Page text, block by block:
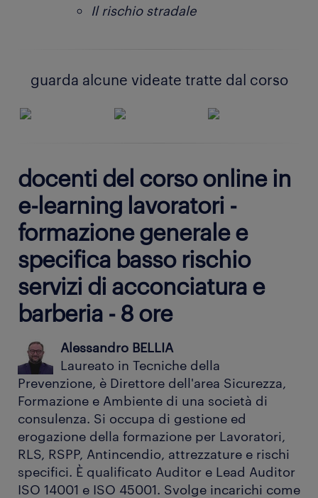
Il rischio stradale
guarda alcune videate tratte dal corso
docenti del corso online in
e-learning lavoratori -
formazione generale e
specifica basso rischio
servizi di acconciatura e
barberia - 8 ore
Alessandro BELLIA
Laureato in Tecniche della
Prevenzione, è Direttore dell'area Sicurezza,
Formazione e Ambiente di una società di
consulenza. Si occupa di gestione ed
erogazione della formazione per Lavoratori,
RLS, RSPP, Antincendio, attrezzature e rischi
specifici. È qualificato Auditor e Lead Auditor
ISO 14001 e ISO 45001. Svolge incarichi come